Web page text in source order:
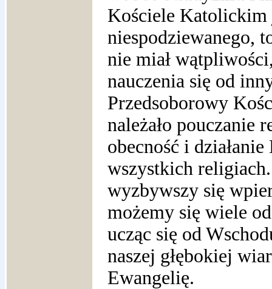
Kościele Katolickim
niespodziewanego,
nie miał
nauczenia się od
Przedsoborowy
należało pouczanie
obecność i
wszystkich
wyzbywszy się
możemy się wiele
ucząc się od
naszej głębokiej
Ewangelię.